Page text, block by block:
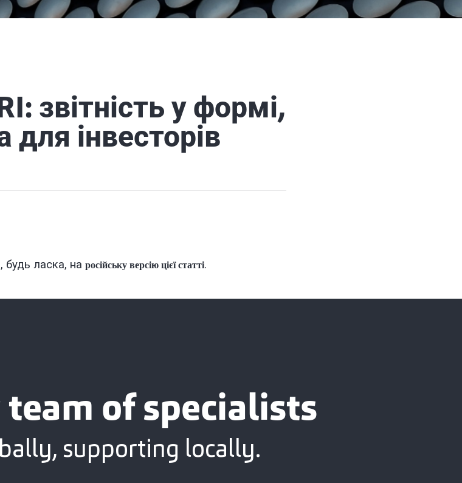
звітність у формі,
інвесторів
будь ласка, на російську версію цієї статті.
of specialists
supporting locally.